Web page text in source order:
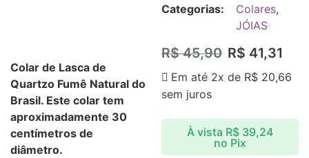
Colar de Lasca de
Quartzo Fumê Natural do
Brasil. Este colar tem
aproximadamente 30
centímetros de
diâmetro.
Categorias:
Colares,
JÓIAS
R$45,90 R$ 41,31
Em até 2x de R$ 20,66
sem juros
À vista R$ 39,24
no Pix